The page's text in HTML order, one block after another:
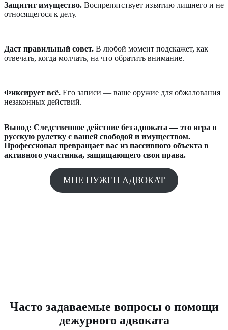
Защитит имущество. Воспрепятствует изъятию лишнего и не
относящегося к делу.
Даст правильный совет. В любой момент подскажет, как
отвечать, когда молчать, на что обратить внимание.
Фиксирует всё. Его записи — ваше оружие для обжалования
незаконных действий.
Вывод: Следственное действие без адвоката — это игра в
русскую рулетку с вашей свободой и имуществом.
Профессионал превращает вас из пассивного объекта в
активного участника, защищающего свои права.
МНЕ НУЖЕН АДВОКАТ
Часто задаваемые вопросы о помощи
дежурного адвоката